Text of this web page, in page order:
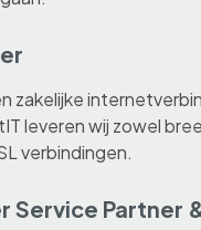
zakelijke
leveren wij zowel
verbindingen.
Service Partner